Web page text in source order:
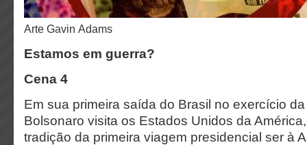
Arte Gavin Adams
Estamos em guerra?
Cena 4
Em sua primeira saída do Brasil no exercício
Bolsonaro visita os Estados Unidos da
tradição da primeira viagem presidencial ser à